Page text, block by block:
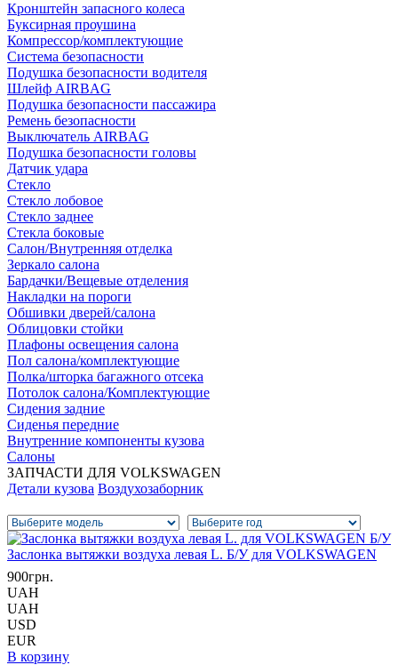
Кронштейн запасного колеса
Буксирная проушина
Компрессор/комплектующие
Система безопасности
Подушка безопасности водителя
Шлейф AIRBAG
Подушка безопасности пассажира
Ремень безопасности
Выключатель AIRBAG
Подушка безопасности головы
Датчик удара
Стекло
Стекло лобовое
Стекло заднее
Стекла боковые
Салон/Внутренняя отделка
Зеркало салона
Бардачки/Вещевые отделения
Накладки на пороги
Обшивки дверей/салона
Облицовки стойки
Плафоны освещения салона
Пол салона/комплектующие
Полка/шторка багажного отсека
Потолок салона/Комплектующие
Сидения задние
Сиденья передние
Внутренние компоненты кузова
Салоны
ЗАПЧАСТИ ДЛЯ VOLKSWAGEN
Детали кузова Воздухозаборник
Заслонка вытяжки воздуха левая L. Б/У для VOLKSWAGEN
900грн.
UAH
UAH
USD
EUR
В корзину